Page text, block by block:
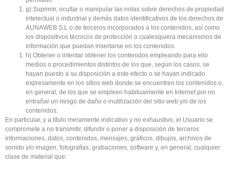
g) Suprimir, ocultar o manipular las notas sobre derechos de propiedad
intelectual o industrial y demás datos identificativos de los derechos de
AUNAWEB S.L o de terceros incorporados a los contenidos, así como
los dispositivos técnicos de protección o cualesquiera mecanismos de
información que puedan insertarse en los contenidos.
h) Obtener o intentar obtener los contenidos empleando para ello
medios o procedimientos distintos de los que, según los casos, se
hayan puesto a su disposición a este efecto o se hayan indicado
expresamente en los sitios web donde se encuentren los contenidos o,
en general, de los que se empleen habitualmente en Internet por no
entrañar un riesgo de daño o inutilización del sitio web y/o de los
contenidos.
En particular, y a título meramente indicativo y no exhaustivo, el Usuario se
compromete a no transmitir, difundir o poner a disposición de terceros
informaciones, datos, contenidos, mensajes, gráficos, dibujos, archivos de
sonido y/o imagen, fotografías, grabaciones, software y, en general, cualquier
clase de material que: